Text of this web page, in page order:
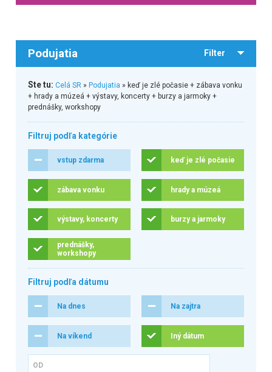
Podujatia Filter
Ste tu: Celá SR» Podujatia » keď je zlé počasie + zábava vonku
+ hrady a múzeá + výstavy, koncerty + burzy a jarmoky +
prednášky, workshopy
Filtruj podľa kategórie
vstup zdarma keď je zlé počasie
zábava vonku hrady a múzeá
výstavy, koncerty burzy a jarmoky
prednášky,
workshopy
Filtruj podľa dátumu
Na dnes Na zajtra
Na víkend Iný dátum